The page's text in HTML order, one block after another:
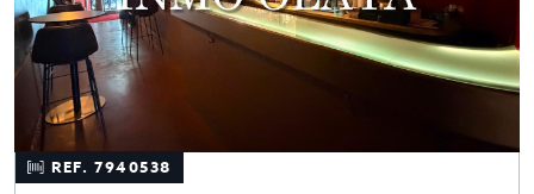
REF. 7940538